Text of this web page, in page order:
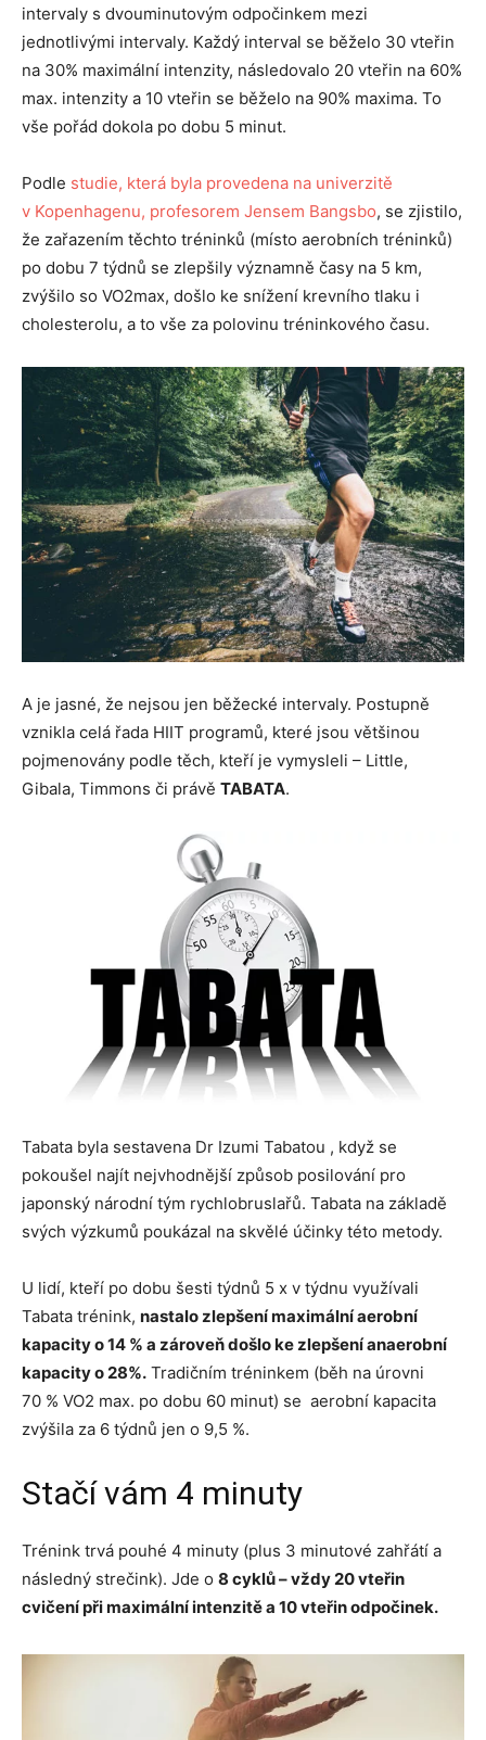
intervaly s dvouminutovým odpočinkem mezi
jednotlivými intervaly. Každý interval se běželo 30 vteřin
na 30% maximální intenzity, následovalo 20 vteřin na 60%
max. intenzity a 10 vteřin se běželo na 90% maxima. To
vše pořád dokola po dobu 5 minut.
Podle studie, která byla provedena na univerzitě
v Kopenhagenu, profesorem Jensem Bangsbo, se zjistilo,
že zařazením těchto tréninků (místo aerobních tréninků)
po dobu 7 týdnů se zlepšily významně časy na 5 km,
zvýšilo so VO2max, došlo ke snížení krevního tlaku i
cholesterolu, a to vše za polovinu tréninkového času.
A je jasné, že nejsou jen běžecké intervaly. Postupně
vznikla celá řada HIIT programů, které jsou většinou
pojmenovány podle těch, kteří je vymysleli – Little,
Gibala, Timmons či právě TABATA.
Tabata byla sestavena Dr Izumi Tabatou , když se
pokoušel najít nejvhodnější způsob posilování pro
japonský národní tým rychlobruslařů. Tabata na základě
svých výzkumů poukázal na skvělé účinky této metody.
U lidí, kteří po dobu šesti týdnů 5 x v týdnu využívali
Tabata trénink, nastalo zlepšení maximální aerobní
kapacity o 14 % a zároveň došlo ke zlepšení anaerobní
kapacity o 28%. Tradičním tréninkem (běh na úrovni
70 % VO2 max. po dobu 60 minut) se aerobní kapacita
zvýšila za 6 týdnů jen o 9,5 %.
Stačí vám 4 minuty
Trénink trvá pouhé 4 minuty (plus 3 minutové zahřátí a
následný strečink). Jde o 8 cyklů – vždy 20 vteřin
cvičení při maximální intenzitě a 10 vteřin odpočinek.